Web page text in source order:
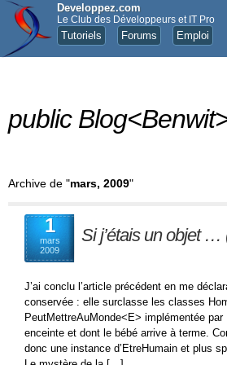
Developpez.com
Le Club des Développeurs et IT Pro
Tutoriels Forums Emploi
public
Archive de "mars, 2009"
1
mars
2009
Si j’étais un objet …
J’ai conclu l’article précédent en me
conservée : elle surclasse les classes
PeutMettreAuMonde<E> implémentée
enceinte et dont le bébé arrive à terme.
donc une instance d’EtreHumain et plus